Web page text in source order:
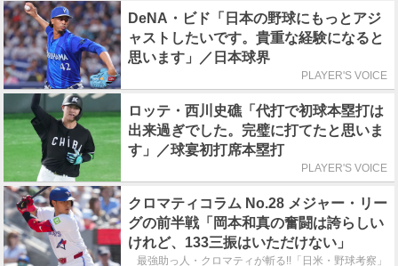
DeNA・ビド「日本の野球にもっとアジ
ャストしたいです。貴重な経験になると
思います」／日本球界
PLAYER'S VOICE
ロッテ・西川史礁「代打で初球本塁打は
出来過ぎでした。完璧に打てたと思いま
す」／球宴初打席本塁打
PLAYER'S VOICE
クロマティコラム No.28 メジャー・リー
グの前半戦「岡本和真の奮闘は誇らしい
けれど、133三振はいただけない」
最強助っ人・クロマティが斬る!!「日米・野球考察」